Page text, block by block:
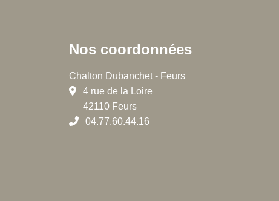
Nos coordonnées
Chalton Dubanchet - Feurs
4 rue de la Loire
42110 Feurs
04.77.60.44.16